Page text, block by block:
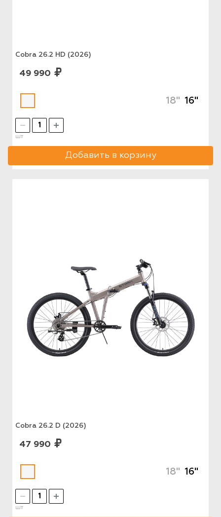
Cobra 26.2 HD (2026)
49 990
16"
18"
шт
Добавить в корзину
Cobra 26.2 D (2026)
47 990
16"
18"
шт